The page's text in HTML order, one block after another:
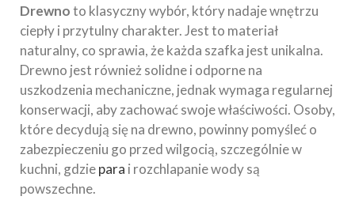
Drewnoto klasyczny wybór, który nadaje wnętrzu
ciepły i przytulny charakter. Jest to materiał
naturalny, co sprawia, że każda szafka jest unikalna.
Drewno jest również solidne i odporne na
uszkodzenia mechaniczne, jednak wymaga regularnej
konserwacji, aby zachować swoje właściwości. Osoby,
które decydują się na drewno, powinny pomyśleć o
zabezpieczeniu go przed wilgocią, szczególnie w
kuchni, gdziepara i rozchlapanie wody są
powszechne.